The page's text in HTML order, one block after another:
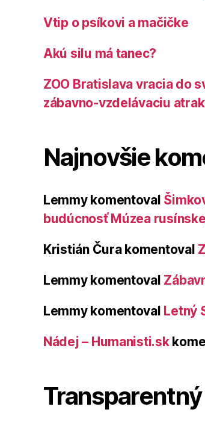
Vtip o psíkovi a mačičke
Akú silu má tanec?
ZOO Bratislava vracia do
zábavno-vzdelávaciu
Najnovšie
Lemmykomentoval
budúcnosť Múzea
Kristián Čurakomentoval
Lemmykomentoval
Lemmykomentoval Letný
Nádej – Humanisti.sk